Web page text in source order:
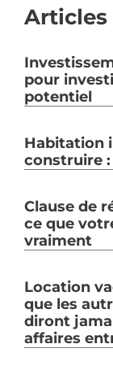
Articles
pour
potentiel
Habitation
construire
Clause de
ce que
vraiment
Location
que les
diront
affaires